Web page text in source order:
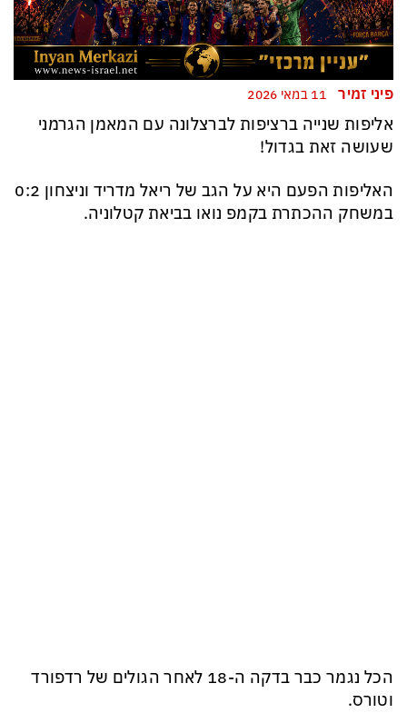
פיני זמיר 11 במאי 2026
אליפות שנייה ברציפות לברצלונה עם המאמן הגרמני
שעושה זאת בגדול!
האליפות הפעם היא על הגב של ריאל מדריד וניצחון 0:2
במשחק ההכתרת בקמפ נואו בביאת קטלוניה.
הכל נגמר כבר בדקה ה-18 לאחר הגולים של רדפורד
וטורס.